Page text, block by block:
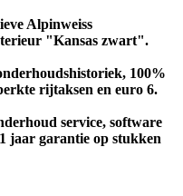
Alpinweiss
"Kansas zwart".
100%
rijtaksen en euro 6.
service, software
jaar garantie op stukken